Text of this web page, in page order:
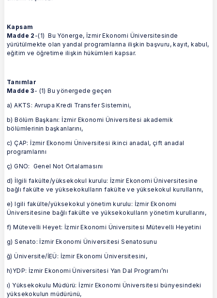
Kapsam
Madde 2 -(1) Bu Yönerge, İzmir Ekonomi Üniversitesinde
yürütülmekte olan yandal programlarına ilişkin başvuru, kayıt, kabul,
eğitim ve öğretime ilişkin hükümleri kapsar.
Tanımlar
Madde 3- (1) Bu yönergede geçen
a) AKTS: Avrupa Kredi Transfer Sistemini,
b) Bölüm Başkanı: İzmir Ekonomi Üniversitesi akademik
bölümlerinin başkanlarını,
c) ÇAP: İzmir Ekonomi Üniversitesi ikinci anadal, çift anadal
programlarını
ç) GNO: Genel Not Ortalamasını
d) İlgili fakülte/yüksekokul kurulu: İzmir Ekonomi Üniversitesine
bağlı fakülte ve yüksekokulların fakülte ve yüksekokul kurullarını,
e) lgili fakülte/yüksekokul yönetim kurulu: İzmir Ekonomi
Üniversitesine bağlı fakülte ve yüksekokulların yönetim kurullarını,
f) Mütevelli Heyet: İzmir Ekonomi Üniversitesi Mütevelli Heyetini
g) Senato: İzmir Ekonomi Üniversitesi Senatosunu
ğ) Üniversite/İEÜ: İzmir Ekonomi Üniversitesini,
h)YDP: İzmir Ekonomi Üniversitesi Yan Dal Programı’nı
ı) Yüksekokulu Müdürü: İzmir Ekonomi Üniversitesi bünyesindeki
yüksekokulun müdürünü,